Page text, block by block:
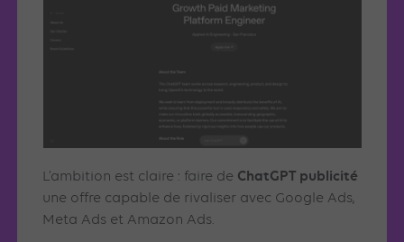
L’ambition est claire : faire de ChatGPT publicité
une offre capable de rivaliser avec Google Ads,
Meta Ads et Amazon Ads.